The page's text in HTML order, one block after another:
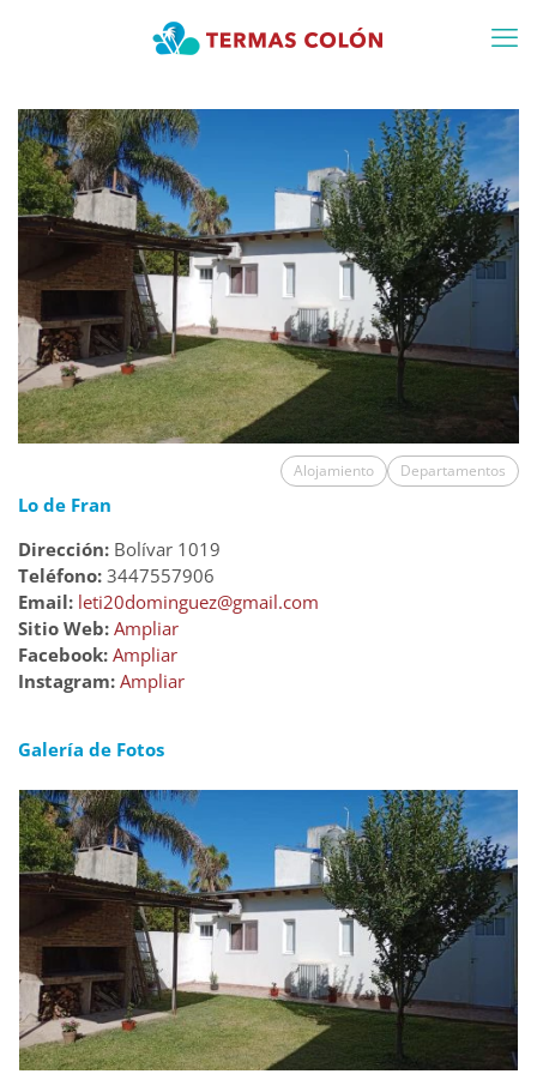
Alojamiento Departamentos
Lo de Fran
Dirección: Bolívar 1019
Teléfono: 3447557906
Email: leti20dominguez@gmail.com
Sitio Web: Ampliar
Facebook: Ampliar
Instagram: Ampliar
Galería de Fotos